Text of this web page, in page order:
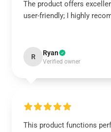
The product offers
user-friendly; I highly
R Ryan
Verified owner
This product functions